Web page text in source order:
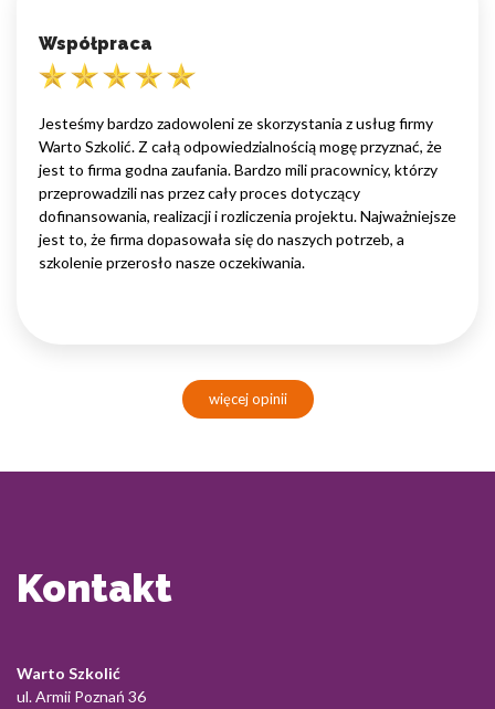
Współpraca
Jesteśmy bardzo zadowoleni ze skorzystania z usług firmy
Warto Szkolić. Z całą odpowiedzialnością mogę przyznać, że
jest to firma godna zaufania. Bardzo mili pracownicy, którzy
przeprowadzili nas przez cały proces dotyczący
dofinansowania, realizacji i rozliczenia projektu. Najważniejsze
jest to, że firma dopasowała się do naszych potrzeb, a
szkolenie przerosło nasze oczekiwania.
więcej opinii
Kontakt
Warto Szkolić
ul. Armii Poznań 36